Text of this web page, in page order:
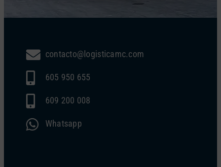
contacto@logisticamc.com
605 950 655
609 200 008
Whatsapp